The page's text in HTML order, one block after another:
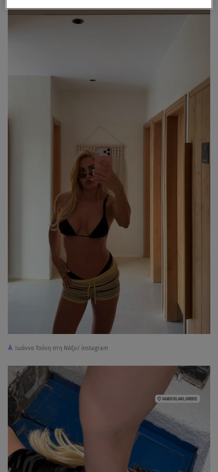
Ιωάννα Τούνη στη Νάξο/ instagram